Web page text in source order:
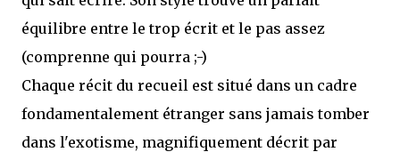
équilibre entre le trop écrit et le pas assez
(comprenne qui pourra ;-)
Chaque récit du recueil est situé dans un cadre
fondamentalement étranger sans jamais tomber
dans l'exotisme, magnifiquement décrit par